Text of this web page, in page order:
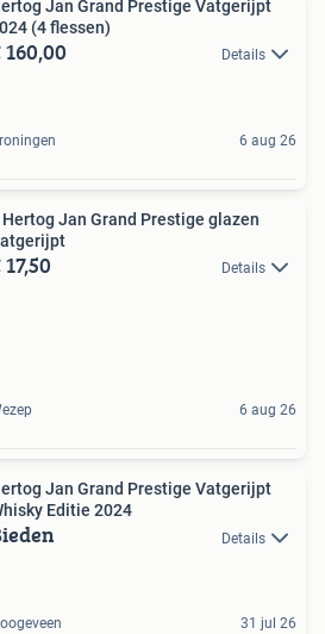
Jan Grand Prestige Vatgerijpt
(4 flessen)
Details
6 aug 26
Hertog Jan Grand Prestige glazen
Details
6 aug 26
Jan Grand Prestige Vatgerijpt
Editie 2024
Details
31 jul 26